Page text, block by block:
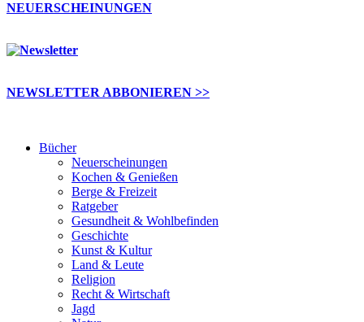
NEUERSCHEINUNGEN
NEWSLETTER ABBONIEREN >>
Bücher
Neuerscheinungen
Kochen & Genießen
Berge & Freizeit
Ratgeber
Gesundheit & Wohlbefinden
Geschichte
Kunst & Kultur
Land & Leute
Religion
Recht & Wirtschaft
Jagd